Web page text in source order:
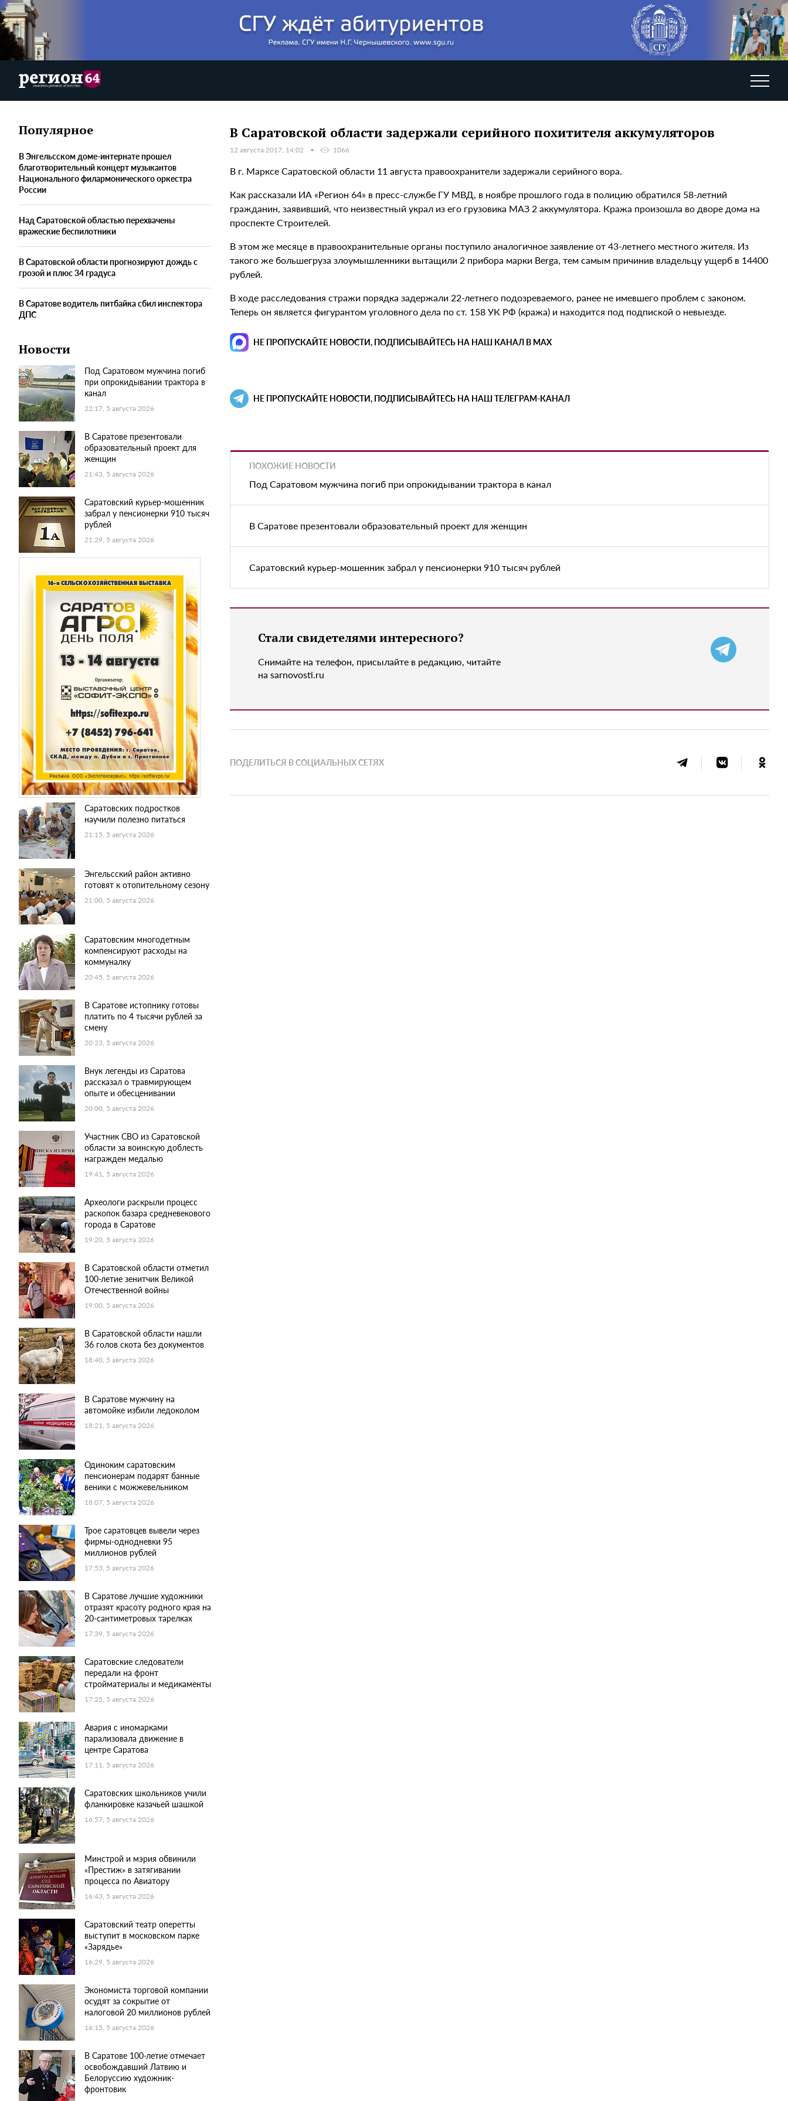
Популярное
В Энгельсском доме-интернате прошел
благотворительный концерт музыкантов
Национального филармонического оркестра
России
Над Саратовской областью перехвачены
вражеские беспилотники
В Саратовской области прогнозируют дождь с
грозой и плюс 34 градуса
В Саратове водитель питбайка сбил инспектора
ДПС
Новости
Под Саратовом мужчина погиб
при опрокидывании трактора в
канал
22:17, 5 августа 2026
В Саратове презентовали
образовательный проект для
женщин
21:43, 5 августа 2026
Саратовский курьер-мошенник
забрал у пенсионерки 910 тысяч
рублей
21:29, 5 августа 2026
Саратовских подростков
научили полезно питаться
21:15, 5 августа 2026
Энгельсский район активно
готовят к отопительному сезону
21:00, 5 августа 2026
Саратовским многодетным
компенсируют расходы на
коммуналку
20:45, 5 августа 2026
В Саратове истопнику готовы
платить по 4 тысячи рублей за
смену
20:23, 5 августа 2026
Внук легенды из Саратова
рассказал о травмирующем
опыте и обесценивании
20:00, 5 августа 2026
Участник СВО из Саратовской
области за воинскую доблесть
награжден медалью
19:41, 5 августа 2026
Археологи раскрыли процесс
раскопок базара средневекового
города в Саратове
19:20, 5 августа 2026
В Саратовской области отметил
100-летие зенитчик Великой
Отечественной войны
19:00, 5 августа 2026
В Саратовской области нашли
36 голов скота без документов
18:40, 5 августа 2026
В Саратове мужчину на
автомойке избили ледоколом
18:21, 5 августа 2026
Одиноким саратовским
пенсионерам подарят банные
веники с можжевельником
18:07, 5 августа 2026
Трое саратовцев вывели через
фирмы-однодневки 95
миллионов рублей
17:53, 5 августа 2026
В Саратове лучшие художники
отразят красоту родного края на
20-сантиметровых тарелках
17:39, 5 августа 2026
Саратовские следователи
передали на фронт
стройматериалы и медикаменты
17:25, 5 августа 2026
Авария с иномарками
парализовала движение в
центре Саратова
17:11, 5 августа 2026
Саратовских школьников учили
фланкировке казачьей шашкой
16:57, 5 августа 2026
Минстрой и мэрия обвинили
«Престиж» в затягивании
процесса по Авиатору
16:43, 5 августа 2026
Саратовский театр оперетты
выступит в московском парке
«Зарядье»
16:29, 5 августа 2026
Экономиста торговой компании
осудят за сокрытие от
налоговой 20 миллионов рублей
16:15, 5 августа 2026
В Саратове 100-летие отмечает
освобождавший Латвию и
Белоруссию художник-
фронтовик
В Саратовской области задержали серийного похитителя аккумуляторов
12 августа 2017, 14:02 1066
В г. Марксе Саратовской области 11 августа правоохранители задержали серийного вора.
Как рассказали ИА «Регион 64» в пресс-службе ГУ МВД, в ноябре прошлого года в полицию обратился 58-летний
гражданин, заявивший, что неизвестный украл из его грузовика МАЗ 2 аккумулятора. Кража произошла во дворе дома на
проспекте Строителей.
В этом же месяце в правоохранительные органы поступило аналогичное заявление от 43-летнего местного жителя. Из
такого же большегруза злоумышленники вытащили 2 прибора марки Berga, тем самым причинив владельцу ущерб в 14400
рублей.
В ходе расследования стражи порядка задержали 22-летнего подозреваемого, ранее не имевшего проблем с законом.
Теперь он является фигурантом уголовного дела по ст. 158 УК РФ (кража) и находится под подпиской о невыезде.
НЕ ПРОПУСКАЙТЕ НОВОСТИ, ПОДПИСЫВАЙТЕСЬ НА НАШ КАНАЛ В MAX
НЕ ПРОПУСКАЙТЕ НОВОСТИ, ПОДПИСЫВАЙТЕСЬ НА НАШ ТЕЛЕГРАМ-КАНАЛ
ПОХОЖИЕ НОВОСТИ
Под Саратовом мужчина погиб при опрокидывании трактора в канал
В Саратове презентовали образовательный проект для женщин
Саратовский курьер-мошенник забрал у пенсионерки 910 тысяч рублей
Стали свидетелями интересного?
Снимайте на телефон, присылайте в редакцию, читайте
на sarnovosti.ru
ПОДЕЛИТЬСЯ В СОЦИАЛЬНЫХ СЕТЯХ